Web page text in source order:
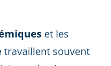
et les
travaillent souvent